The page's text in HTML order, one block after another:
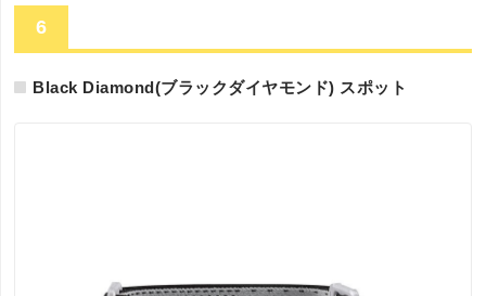
6
Black Diamond(ブラックダイヤモンド) スポット